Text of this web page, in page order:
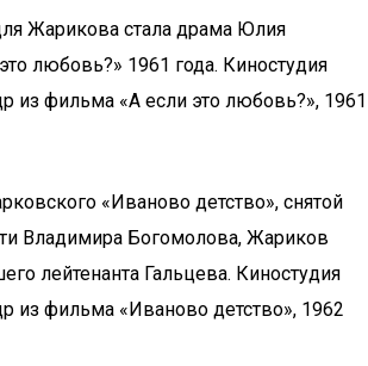
Жарикова стала драма Юлия
любовь?» 1961 года. Киностудия
из фильма «А если это любовь?», 1961
«Иваново детство», снятой
Владимира Богомолова, Жариков
лейтенанта Гальцева. Киностудия
из фильма «Иваново детство», 1962